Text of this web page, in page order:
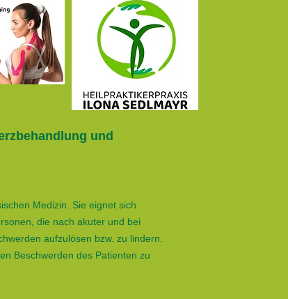
und
Medizin. Sie eignet sich
die nach akuter und bei
aufzulösen bzw. zu lindern.
Beschwerden des Patienten zu